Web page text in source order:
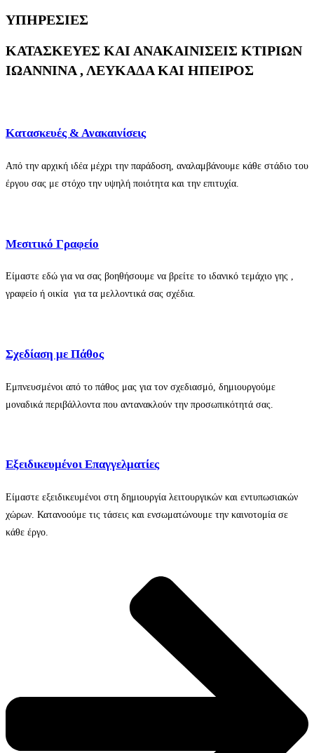
ΥΠΗΡΕΣΙΕΣ
ΚΑΤΑΣΚΕΥΕΣ ΚΑΙ ΑΝΑΚΑΙΝΙΣΕΙΣ ΚΤΙΡΙΩΝ
ΙΩΑΝΝΙΝΑ , ΛΕΥΚΑΔΑ ΚΑΙ ΗΠΕΙΡΟΣ
Κατασκευές & Ανακαινίσεις
Από την αρχική ιδέα μέχρι την παράδοση, αναλαμβάνουμε κάθε στάδιο του
έργου σας με στόχο την υψηλή ποιότητα και την επιτυχία.
Μεσιτικό Γραφείο
Είμαστε εδώ για να σας βοηθήσουμε να βρείτε το ιδανικό τεμάχιο γης ,
γραφείο ή οικία για τα μελλοντικά σας σχέδια.
Σχεδίαση με Πάθος
Εμπνευσμένοι από το πάθος μας για τον σχεδιασμό, δημιουργούμε
μοναδικά περιβάλλοντα που αντανακλούν την προσωπικότητά σας.
Εξειδικευμένοι Επαγγελματίες
Είμαστε εξειδικευμένοι στη δημιουργία λειτουργικών και εντυπωσιακών
χώρων. Κατανοούμε τις τάσεις και ενσωματώνουμε την καινοτομία σε
κάθε έργο.